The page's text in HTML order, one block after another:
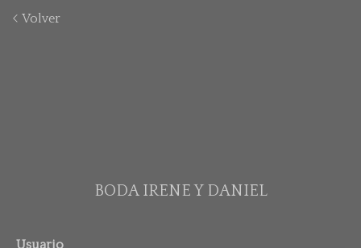
Volver
BODA IRENE Y DANIEL
Usuario